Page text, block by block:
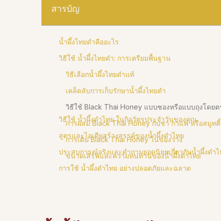
สารบัญ
น้ำผึ้งไทยดำคืออะไร
วิธีใช้ น้ำผึ้งไทยดำ: การเตรียมพื้นฐาน
วิธีเลือกน้ำผึ้งไทยดำแท้
เคล็ดลับการเก็บรักษาน้ำผึ้งไทยดำ
วิธีใช้ Black Thai Honey แบบซองหรือแบบถุงโดยต
การผสม Black Thai Honey กับชา กาแฟ หรือสมูทตี้
การเติม Black Thai Honey ในของว่าง
ขนาดเสิร์ฟและความทนทานของน้ำผึ้งดำไทย
วิธีใช้ น้ำผึ้งดำไทย ในกิจวัตรประจำวันของคุณ
สูตรและไอเดียสร้างสรรค์ของน้ำผึ้งดำไทย
ประสบการณ์จริงและคำถามยอดนิยมเกี่ยวกับน้ำผึ้งดำไ
การใช้ น้ำผึ้งดำไทย อย่างปลอดภัยและฉลาด